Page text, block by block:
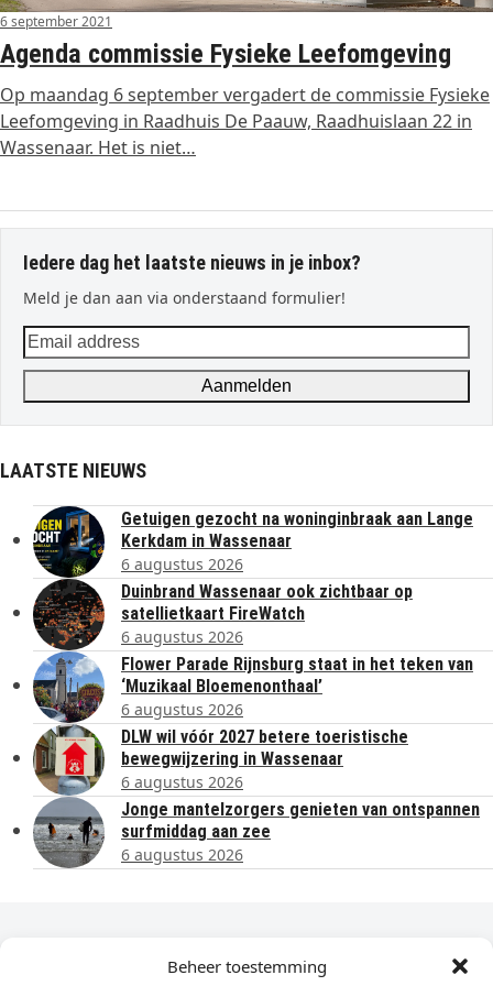
Beheer toestemming
6 september 2021
Agenda commissie Fysieke Leefomgeving
Op maandag 6 september vergadert de commissie Fysieke
Leefomgeving in Raadhuis De Paauw, Raadhuislaan 22 in
Wassenaar. Het is niet…
Iedere dag het laatste nieuws in je inbox?
Meld je dan aan via onderstaand formulier!
Email
address
Aanmelden
LAATSTE NIEUWS
Getuigen gezocht na woninginbraak aan Lange
Kerkdam in Wassenaar
6 augustus 2026
Duinbrand Wassenaar ook zichtbaar op
satellietkaart FireWatch
6 augustus 2026
Flower Parade Rijnsburg staat in het teken van
‘Muzikaal Bloemenonthaal’
6 augustus 2026
DLW wil vóór 2027 betere toeristische
bewegwijzering in Wassenaar
6 augustus 2026
Jonge mantelzorgers genieten van ontspannen
surfmiddag aan zee
6 augustus 2026
Dagelijks het laatste nieuws in je e-mail?